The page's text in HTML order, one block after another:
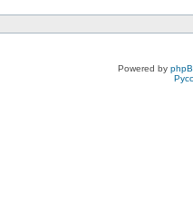
Powered by